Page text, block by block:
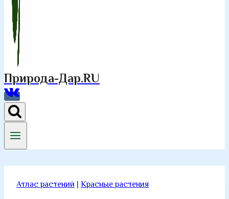
Природа-Дар.RU
Атлас растений | Красные растения